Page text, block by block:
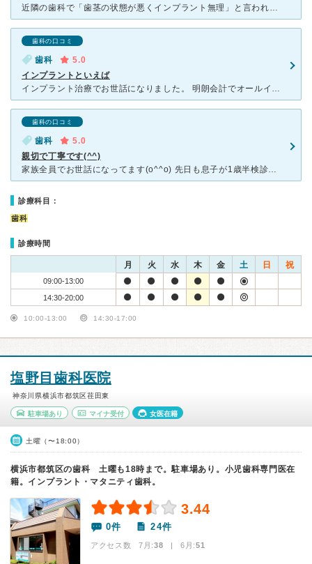
近隣の歯科で「歯茎の状態が悪くインプラント無理」と言われ、納得いかず、きぬた歯科の看板を思い出し受診。 「インプラントで儲けて看板を乱立？」と思いきや「保険診療メインの活気ある町医者」 さらに
歯科の口コミ
歯科
5.0
インプラントといえば
インプラント治療でお世話になりました。 明朗会計でオールインクルーシブ、何の不安もなく通えます。準備の為の他の歯の治療は当たり前ですが治療費かかります。 お安いので心配される方がいると思いますが
歯科の口コミ
歯科
5.0
親切で丁寧です(^^)
家族全員でお世話になってます(o^^o) 先日も息子が1歳半検診で虫歯の疑いがありきぬた歯科に予約を入れました。お昼寝してたり天候が悪かったりで2度予約の変更をさせていただいたのですが、とても優しく
診療科目：
歯科
診療時間
月 火 水 木 金 土 日 祝
09:00-13:00
14:30-20:00
10:00-13:00 14:30-17:00
塩野目歯科医院
神奈川県横浜市都筑区荏田東
駐車場あり マイナ受付 女医在籍
土曜（〜18:00）
横浜市都筑区の歯科 土曜も18時まで。駐車場あり。小児歯科専門医在
籍。インプラント・マタニティ歯科。
3.44
0件 24件
アクセス数 7月:38 | 6月:51